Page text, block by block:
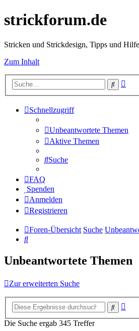
strickforum.de
Stricken und Strickdesign, Tipps und
Zum Inhalt
Suche
Schnellzugriff
Unbeantwortete Themen
Aktive Themen
Suche
FAQ
Spenden
Anmelden
Registrieren
Foren-Übersicht Suche
Suche
Unbeantwortete Themen
Zur erweiterten Suche
Suche
Die Suche ergab 345 Treffer